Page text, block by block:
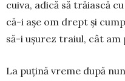
cuiva, adică să trăiască
că-i așe om drept și
să-i ușurez traiul, cât am
La puțină vreme după